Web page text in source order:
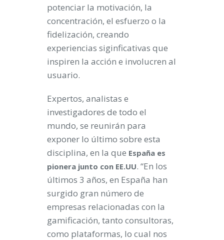
potenciar la motivación, la
concentración, el esfuerzo o la
fidelización, creando
experiencias siginficativas que
inspiren la acción e involucren al
usuario.
Expertos, analistas e
investigadores de todo el
mundo, se reunirán para
exponer lo último sobre esta
disciplina, en la que España es
pionera junto con EE.UU. “En los
últimos 3 años, en España han
surgido gran número de
empresas relacionadas con la
gamificación, tanto consultoras,
como plataformas, lo cual nos